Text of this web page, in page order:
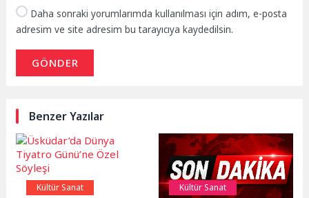
Daha sonraki yorumlarımda kullanılması için adım, e-posta
adresim ve site adresim bu tarayıcıya kaydedilsin.
GÖNDER
Benzer Yazılar
Kültür Sanat Kültür Sanat